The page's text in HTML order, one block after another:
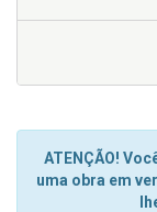
ATENÇÃO!
uma obra em